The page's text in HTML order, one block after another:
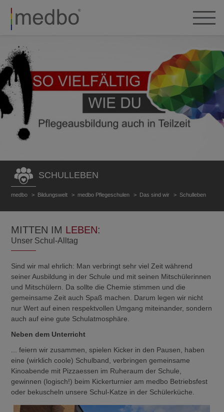
SCHULLEBEN
medbo Bildungswelt medbo Pflegeschulen Das sind wir Schulleben
MITTEN IM LEBEN:
Unser Schul-Alltag
Sind wir mal ehrlich: Man verbringt sehr viel Zeit während
seiner Ausbildung in der Schule und mit seinen Mitschülerinnen
und Mitschülern. Da sollte die Chemie stimmen und die
gemeinsame Zeit auch Spaß machen. Darum legen wir nicht
nur Wert auf einen respektvollen Umgang miteinander, sondern
auch auf eine gute Schulatmosphäre.
Neben dem Unterricht
... feiern wir zusammen, spielen Kicker in den Pausen, haben
eine (wirklich coole) Schulband, verbringen gemeinsame
Kinoabende mit Pizzaessen im Ruheraum der Schule,
gewinnen (logisch!) beim Kickerturnier am medbo Betriebsfest
oder bekuscheln unsere Schul-Katze in der Schülerküche.